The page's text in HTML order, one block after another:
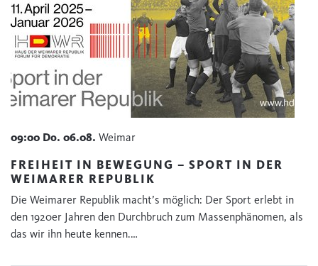
09:00 Do. 06.08. Weimar
FREIHEIT IN BEWEGUNG – SPORT IN DER
WEIMARER REPUBLIK
Die Weimarer Republik macht’s möglich: Der Sport erlebt in
den 1920er Jahren den Durchbruch zum Massenphänomen, als
das wir ihn heute kennen.…